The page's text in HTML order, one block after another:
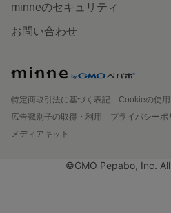
minneのセキュリティ
お問い合わせ
特定商取引法に基づく表記
Cookieの使
広告識別子の取得・利用
プライバシーポ
メディアキット
©GMO Pepabo, Inc.